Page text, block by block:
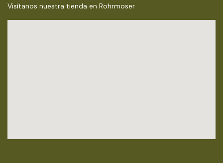
Visítanos nuestra tienda en Rohrmoser